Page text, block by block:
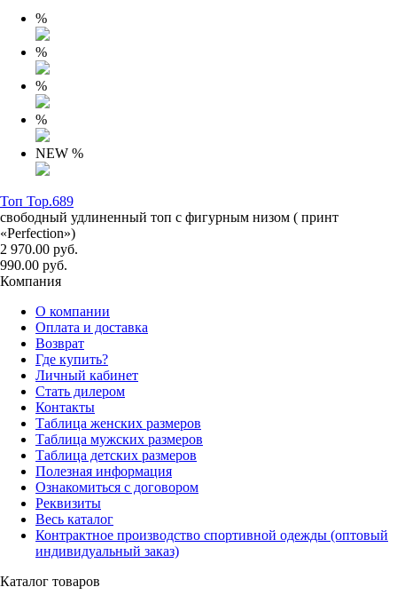
%
%
%
%
NEW %
Топ Top.689
свободный удлиненный топ с фигурным низом ( принт
«Perfection»)
2 970.00 руб.
990.00 руб.
Компания
О компании
Оплата и доставка
Возврат
Где купить?
Личный кабинет
Стать дилером
Контакты
Таблица женских размеров
Таблица мужских размеров
Таблица детских размеров
Полезная информация
Ознакомиться с договором
Реквизиты
Весь каталог
Контрактное производство спортивной одежды (оптовый
индивидуальный заказ)
Каталог товаров